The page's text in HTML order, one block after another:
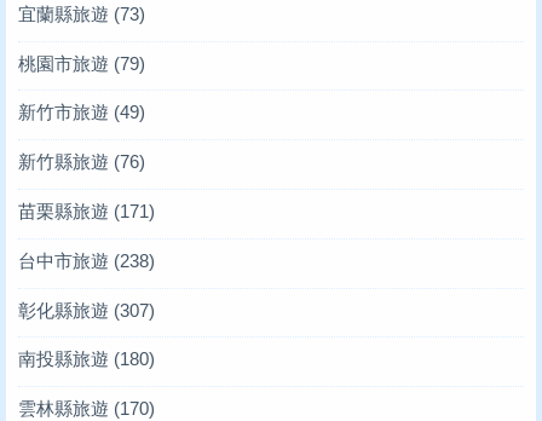
宜蘭縣旅遊 (73)
桃園市旅遊 (79)
新竹市旅遊 (49)
新竹縣旅遊 (76)
苗栗縣旅遊 (171)
台中市旅遊 (238)
彰化縣旅遊 (307)
南投縣旅遊 (180)
雲林縣旅遊 (170)